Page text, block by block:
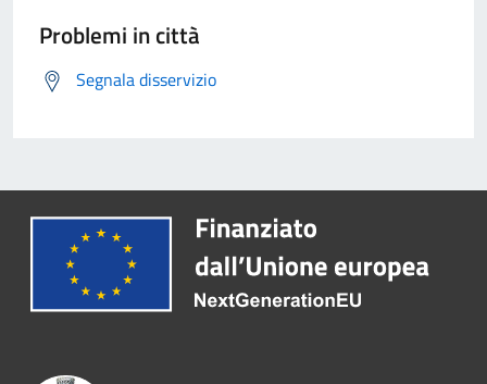
Problemi in città
Segnala disservizio